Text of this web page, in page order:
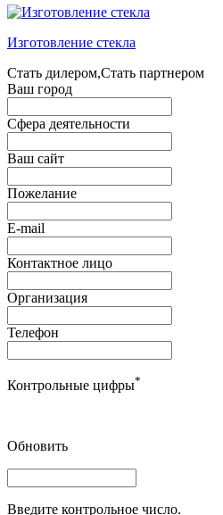
Изготовление стекла
Стать дилером,Стать партнером
Ваш город
Сфера деятельности
Ваш сайт
Пожелание
E-mail
Контактное лицо
Организация
Телефон
Контрольные цифры*
Обновить
Введите контрольное число.